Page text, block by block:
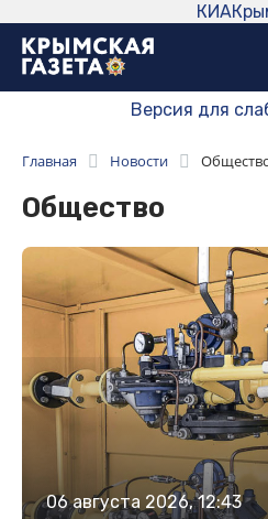
КИА
Версия для
Главная Новости
Общество
06 августа 2026, 12:43